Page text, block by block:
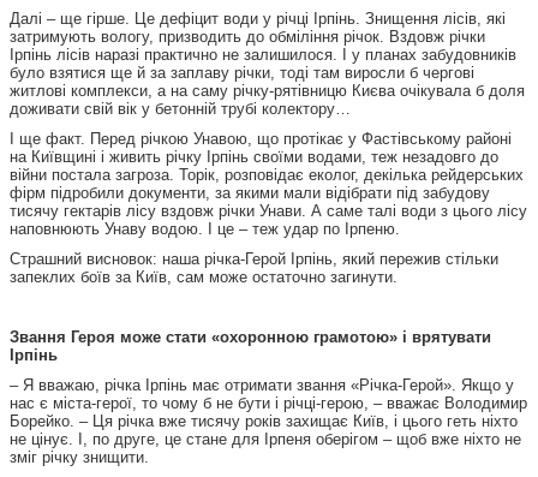
Далі – ще гірше. Це дефіцит води у річці Ірпінь. Знищення лісів, які
затримують вологу, призводить до обміління річок. Вздовж річки
Ірпінь лісів наразі практично не залишилося. І у планах забудовників
було взятися ще й за заплаву річки, тоді там виросли б чергові
житлові комплекси, а на саму річку-рятівницю Києва очікувала б доля
доживати свій вік у бетонній трубі колектору…
І ще факт. Перед річкою Унавою, що протікає у Фастівському районі
на Київщині і живить річку Ірпінь своїми водами, теж незадовго до
війни постала загроза. Торік, розповідає еколог, декілька рейдерських
фірм підробили документи, за якими мали відібрати під забудову
тисячу гектарів лісу вздовж річки Унави. А саме талі води з цього лісу
наповнюють Унаву водою. І це – теж удар по Ірпеню.
Страшний висновок: наша річка-Герой Ірпінь, який пережив стільки
запеклих боїв за Київ, сам може остаточно загинути.
Звання Героя може стати «охоронною грамотою» і врятувати
Ірпінь
– Я вважаю, річка Ірпінь має отримати звання «Річка-Герой». Якщо у
нас є міста-герої, то чому б не бути і річці-герою, – вважає Володимир
Борейко. – Ця річка вже тисячу років захищає Київ, і цього геть ніхто
не цінує. І, по друге, це стане для Ірпеня оберігом – щоб вже ніхто не
зміг річку знищити.